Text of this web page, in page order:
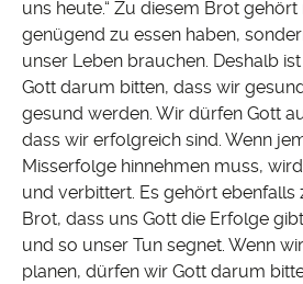
uns heute.“ Zu diesem Brot
genügend zu essen haben,
unser Leben brauchen. Deshalb
Gott darum bitten, dass wir
gesund werden. Wir dürfen Gott
dass wir erfolgreich sind. Wenn
Misserfolge hinnehmen muss,
und verbittert. Es gehört ebenfalls
Brot, dass uns Gott die Erfolge
und so unser Tun segnet. Wenn
planen, dürfen wir Gott darum